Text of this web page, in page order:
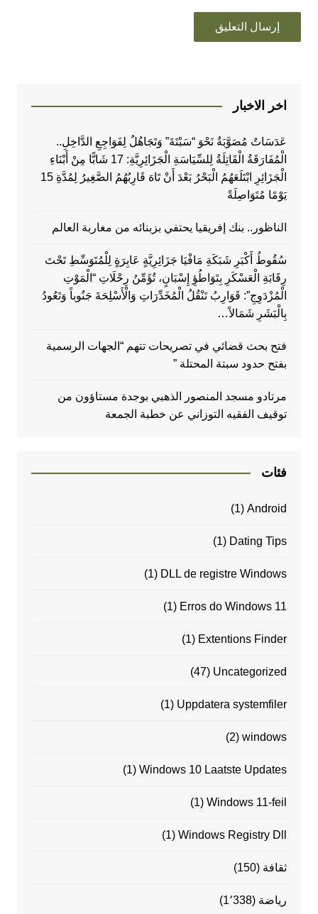
اخر الاخبار
عَدَسَاتٌ مُصَوَّبَةٌ نَحْوَ “سَبْتَةَ” وَتَجَاهُلٌ لِفَوَاجِعِ الدَّاخِلِ..
الْمُفَارَقَةُ الْقَاتِلَةُ لِلسِّيَاسَةِ الْجَزَائِرِيَّةِ: 17 شَابًّا مِنْ أَبْنَاءِ
الْجَزَائِرِ ابْتَلَعَهُمُ الْبَحْرُ بَعْدَ أَنْ تَاهَ قَارِبُهُمُ الصَّغِيرُ لِمُدَّةِ 15
يَوْمًا مُتَوَاصِلَةً
الناظور.. بنك إفريقيا يحتفي بزبنائه من مغاربة العالم
سُقُوطُ أَكْبَرِ شَبَكَةِ مَافْيَا جَزَائِرِيَّةٍ عَابِرَةٍ لِلْمُتَوَسِّطِ تَحْتَ
رِقَابَةِ الْعَسْكَرِ بِتَوَاطُؤِ إِسْبَانٍ، تُؤَمِّنُ رِحْلَاتِ “الْمَوْتِ
الْمُزْدَوِجِ”: قَوَارِبُ تَنْقُلُ الْمُخَدِّرَاتِ وَالْأَسْلِحَةَ جَنُوباً وَتَعُودُ
بِالْبَشَرِ شَمَالاً…
فتح بحث قضائي في تصريحات تتهم “الجهات الرسمية
بفتح حدود سبتة المحتلة ”
مرتادو مسجد المنصور الذهبي بوجدة مستاؤون من
توقيف الفقيه التوزاني عن خطبة الجمعة
فئات
Android
(1)
Dating Tips
(1)
DLL de registre Windows
(1)
Erros do Windows 11
(1)
Extentions Finder
(1)
Uncategorized
(47)
Uppdatera systemfiler
(1)
windows
(2)
Windows 10 Laatste Updates
(1)
Windows 11-feil
(1)
Windows Registry Dll
(1)
ثقافة (150)
رياضة (1٬338)